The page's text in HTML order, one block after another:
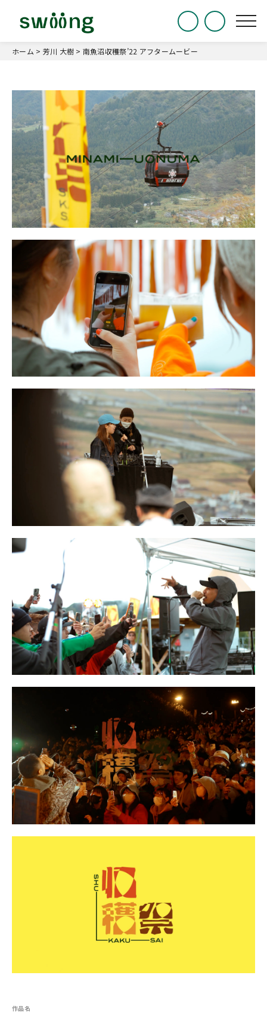
ホーム > 芳川 大樹 > 南魚沼収穫祭’22 アフタームービー
作品名